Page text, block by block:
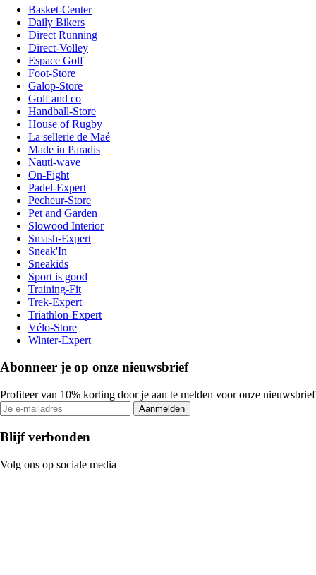
Basket-Center
Daily Bikers
Direct Running
Direct-Volley
Espace Golf
Foot-Store
Galop-Store
Golf and co
Handball-Store
House of Rugby
La sellerie de Maé
Made in Paradis
Nauti-wave
On-Fight
Padel-Expert
Pecheur-Store
Pet and Garden
Slowood Interior
Smash-Expert
Sneak'In
Sneakids
Sport is good
Training-Fit
Trek-Expert
Triathlon-Expert
Vélo-Store
Winter-Expert
Abonneer je op onze nieuwsbrief
Profiteer van 10% korting door je aan te melden voor onze nieuwsbrief
Aanmelden
Blijf verbonden
Volg ons op sociale media